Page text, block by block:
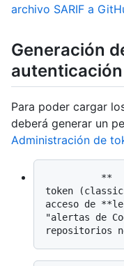
archivo SARIF a
Generación
Para poder cargar
deberá generar un
Administración de
token
acceso de
"alertas de